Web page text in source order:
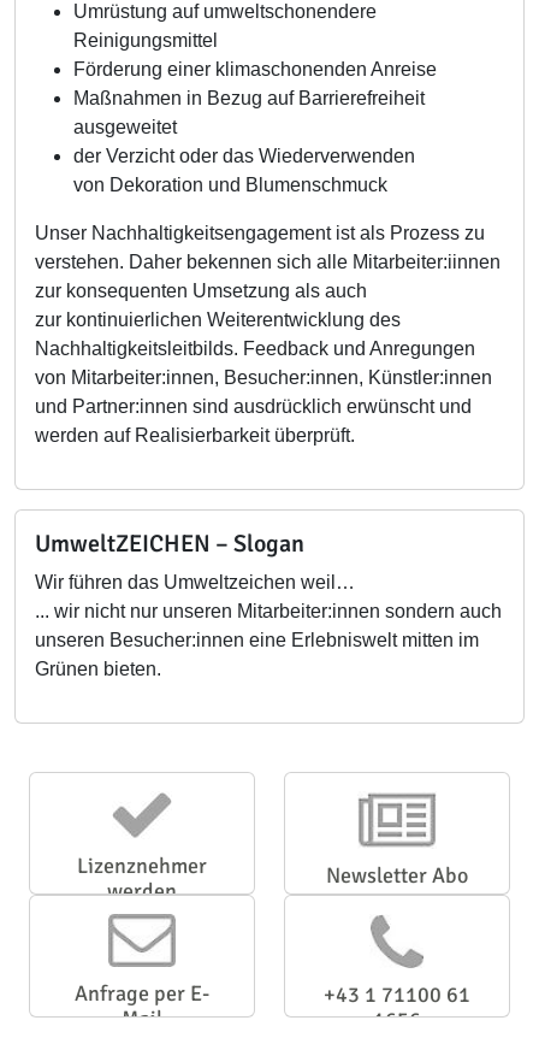
Umrüstung auf umweltschonendere
Reinigungsmittel
Förderung einer klimaschonenden Anreise
Maßnahmen in Bezug auf Barrierefreiheit
ausgeweitet
der Verzicht oder das Wiederverwenden
von Dekoration und Blumenschmuck
Unser Nachhaltigkeitsengagement ist als Prozess zu
verstehen. Daher bekennen sich alle Mitarbeiter:iinnen
zur konsequenten Umsetzung als auch
zur kontinuierlichen Weiterentwicklung des
Nachhaltigkeitsleitbilds. Feedback und Anregungen
von Mitarbeiter:innen, Besucher:innen, Künstler:innen
und Partner:innen sind ausdrücklich erwünscht und
werden auf Realisierbarkeit überprüft.
UmweltZEICHEN – Slogan
Wir führen das Umweltzeichen weil…
... wir nicht nur unseren Mitarbeiter:innen sondern auch
unseren Besucher:innen eine Erlebniswelt mitten im
Grünen bieten.
Lizenznehmer
werden
Newsletter Abo
Anfrage per E-
Mail
+43 1 71100 61
1656